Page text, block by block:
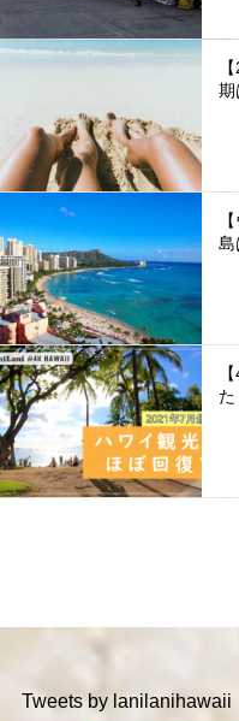
期
島
た
Tweets by lanilanihawaii